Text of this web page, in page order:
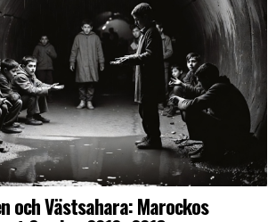
och Västsahara: Marockos